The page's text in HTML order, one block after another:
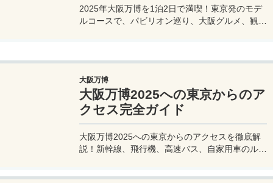
2025年大阪万博を1泊2日で満喫！東京発のモデ
ルコースで、パビリオン巡り、大阪グルメ、観光
大阪万博
大阪万博2025への東京からのア
クセス完全ガイド
大阪万博2025への東京からのアクセスを徹底解
説！新幹線、飛行機、高速バス、自家用車のルー